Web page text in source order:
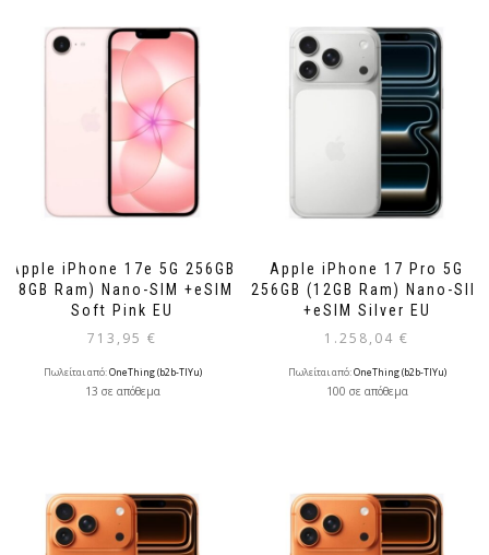
Apple iPhone 17e 5G 256GB
(8GB Ram) Nano-SIM +eSIM
Soft Pink EU
713,95 €
Πωλείται από:OneThing (b2b-TlYu)
13 σε απόθεμα
Apple iPhone 17 Pro 5G
256GB (12GB Ram) Nano-SIM
+eSIM Silver EU
1.258,04 €
Πωλείται από:OneThing (b2b-TlYu)
100 σε απόθεμα